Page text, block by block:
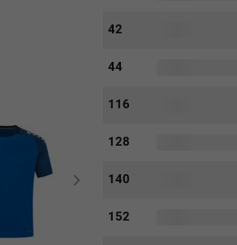
42
44
116
128
140
152